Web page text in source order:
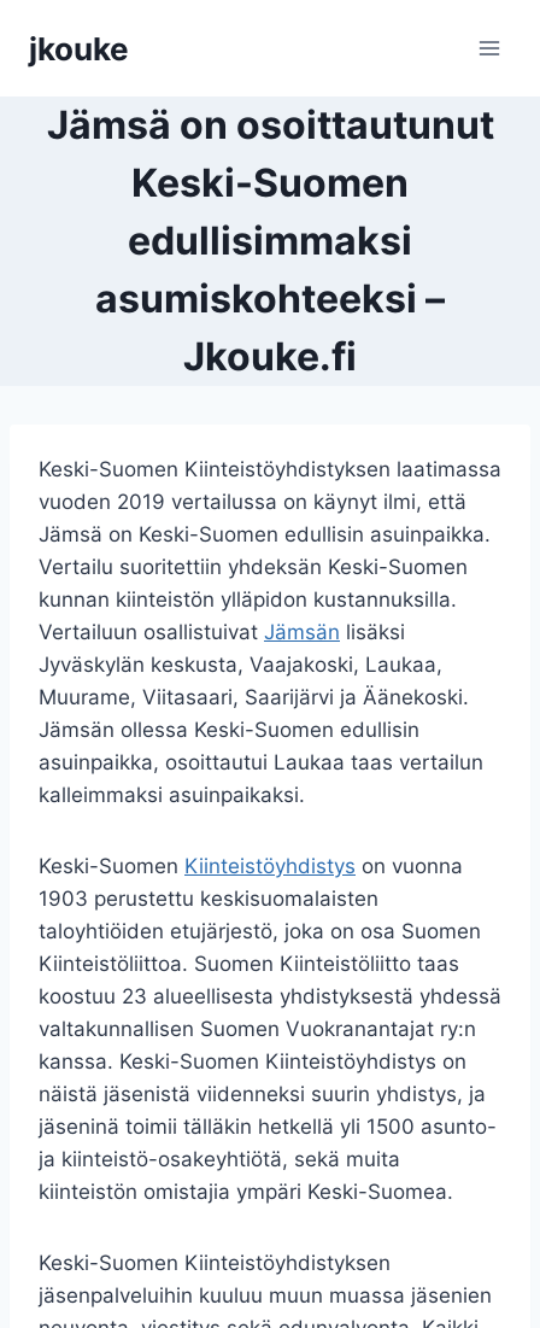
sisältöön
jkouke
Jämsä on osoittautunut
Keski-Suomen
edullisimmaksi
asumiskohteeksi –
Jkouke.fi
Keski-Suomen Kiinteistöyhdistyksen laatimassa
vuoden 2019 vertailussa on käynyt ilmi, että
Jämsä on Keski-Suomen edullisin asuinpaikka.
Vertailu suoritettiin yhdeksän Keski-Suomen
kunnan kiinteistön ylläpidon kustannuksilla.
Vertailuun osallistuivat Jämsän lisäksi
Jyväskylän keskusta, Vaajakoski, Laukaa,
Muurame, Viitasaari, Saarijärvi ja Äänekoski.
Jämsän ollessa Keski-Suomen edullisin
asuinpaikka, osoittautui Laukaa taas vertailun
kalleimmaksi asuinpaikaksi.
Keski-Suomen Kiinteistöyhdistys on vuonna
1903 perustettu keskisuomalaisten
taloyhtiöiden etujärjestö, joka on osa Suomen
Kiinteistöliittoa. Suomen Kiinteistöliitto taas
koostuu 23 alueellisesta yhdistyksestä yhdessä
valtakunnallisen Suomen Vuokranantajat ry:n
kanssa. Keski-Suomen Kiinteistöyhdistys on
näistä jäsenistä viidenneksi suurin yhdistys, ja
jäseninä toimii tälläkin hetkellä yli 1500 asunto-
ja kiinteistö-osakeyhtiötä, sekä muita
kiinteistön omistajia ympäri Keski-Suomea.
Keski-Suomen Kiinteistöyhdistyksen
jäsenpalveluihin kuuluu muun muassa jäsenien